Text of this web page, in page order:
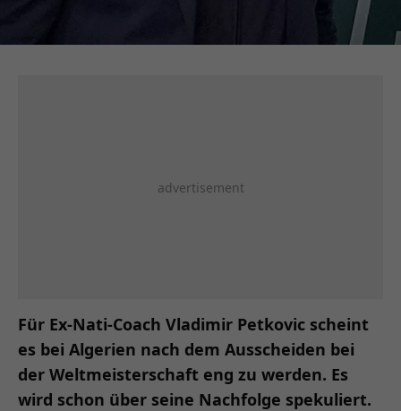
Für Ex-Nati-Coach Vladimir Petkovic scheint
es bei Algerien nach dem Ausscheiden bei
der Weltmeisterschaft eng zu werden. Es
wird schon über seine Nachfolge spekuliert.